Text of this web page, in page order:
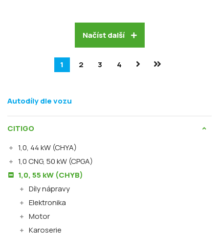
Načíst další
1 2 3 4
Autodíly dle vozu
CITIGO
1,0, 44 kW (CHYA)
1,0 CNG, 50 kW (CPGA)
1,0, 55 kW (CHYB)
Díly nápravy
Elektronika
Motor
Karoserie